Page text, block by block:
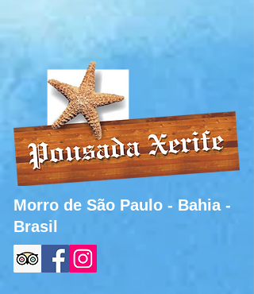
Morro de São Paulo - Bahia -
Brasil